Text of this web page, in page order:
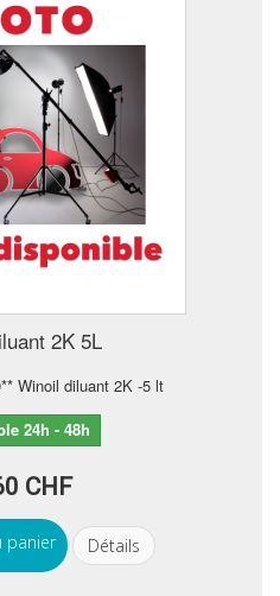
2K 5L
Winoil diluant 2K -5 lt
24h - 48h
CHF
panier Détails